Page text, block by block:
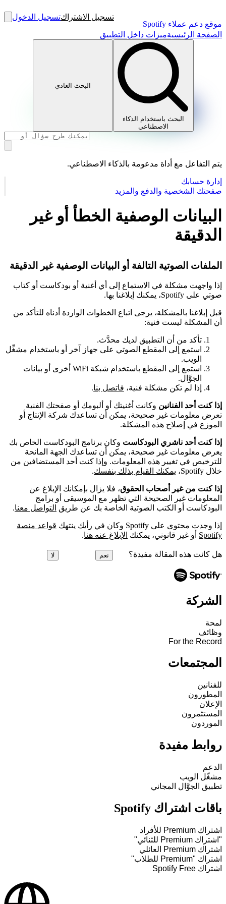
موقع دعم عملاء Spotify
تسجيل الاشتراكتسجيل الدخول
الصفحة الرئيسيةميزات داخل التطبيق
البحث باستخدام الذكاء
الاصطناعي
البحث العادي
يتم التفاعل مع أداة مدعومة بالذكاء الاصطناعي.
إدارة حسابك
صفحتك الشخصية والدفع والمزيد
البيانات الوصفية الخطأ أو غير
الدقيقة
الملفات الصوتية التالفة أو البيانات الوصفية غير الدقيقة
إذا واجهت مشكلة في الاستماع إلى أي أغنية أو بودكاست أو كتاب
صوتي على Spotify، يمكنك إبلاغنا بها.
قبل إبلاغنا بالمشكلة، يرجى اتباع الخطوات الواردة أدناه للتأكد من
أن المشكلة ليست فنية:
تأكد من أن التطبيق لديك محدَّث.
استمع إلى المقطع الصوتي على جهاز آخر أو باستخدام مشغِّل
الويب.
استمع إلى المقطع باستخدام شبكة WiFi أخرى أو بيانات
الجوَّال.
إذا لم تكن مشكلة فنية، فاتصل بنا.
إذا كنت أحد الفنانين وكانت أغنيتك أو ألبومك أو صفحتك الفنية
تعرض معلومات غير صحيحة، يمكن أن تساعدك شركة الإنتاج أو
الموزع في إصلاح هذه المشكلة.
إذا كنت أحد ناشري البودكاست وكان برنامج البودكاست الخاص بك
يعرض معلومات غير صحيحة، يمكن أن تساعدك الجهة المانحة
للترخيص في تغيير هذه المعلومات. وإذا كنت أحد المستضافين من
خلال Spotify،
يمكنك القيام بذلك بنفسك.
إذا كنت من غير أصحاب الحقوق، فلا يزال بإمكانك الإبلاغ عن
المعلومات غير الصحيحة التي تظهر مع الموسيقى أو برامج
البودكاست أو الكتب الصوتية الخاصة بك عن طريق التواصل معنا.
إذا وجدت محتوى على Spotify وكان في رأيك ينتهك
قواعد منصة
Spotify أو غير قانوني، يمكنك الإبلاغ عنه هنا.
هل كانت هذه المقالة مفيدة؟ نعم لا
الشركة
لمحة
وظائف
For the Record
المجتمعات
للفنانين
المطورون
الإعلان
المستثمرون
الموردون
روابط مفيدة
الدعم
مشغّل الويب
تطبيق الجوَّال المجاني
باقات اشتراك Spotify
اشتراك Premium للأفراد
"اشتراك Premium للثنائي"
اشتراك Premium العائلي
اشتراك "Premium للطلاب"
اشتراك Spotify Free